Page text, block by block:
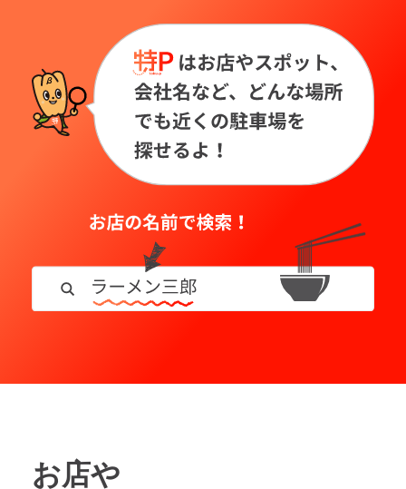
お店や